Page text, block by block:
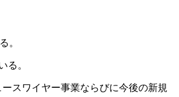
。
る。
スワイヤー事業ならびに今後の新規